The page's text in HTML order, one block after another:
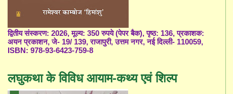
द्वितीय संस्करण: 2026, मूल्य: 350 रुपये (पेपर बैक), पृष्ठ: 136, प्रकाशक:
अयन प्रकाशन, जे- 19/ 139, राजापुरी, उत्तम नगर, नई दिल्ली- 110059,
ISBN: 978-93-6423-759-8
लघुकथा के विविध आयाम-कथ्य एवं शिल्प